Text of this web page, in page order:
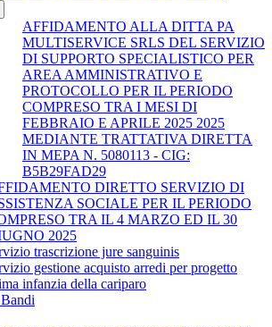
AFFIDAMENTO ALLA DITTA PA
MULTISERVICE SRLS DEL SERVIZIO
DI SUPPORTO SPECIALISTICO PER
AREA AMMINISTRATIVO E
PROTOCOLLO PER IL PERIODO
COMPRESO TRA I MESI DI
FEBBRAIO E APRILE 2025 2025
MEDIANTE TRATTATIVA DIRETTA
IN MEPA N. 5080113 - CIG:
B5B29FAD29
DIRETTO SERVIZIO DI
SOCIALE PER IL PERIODO
TRA IL 4 MARZO ED IL 30
2025
trascrizione jure sanguinis
gestione acquisto arredi per progetto
infanzia della cariparo